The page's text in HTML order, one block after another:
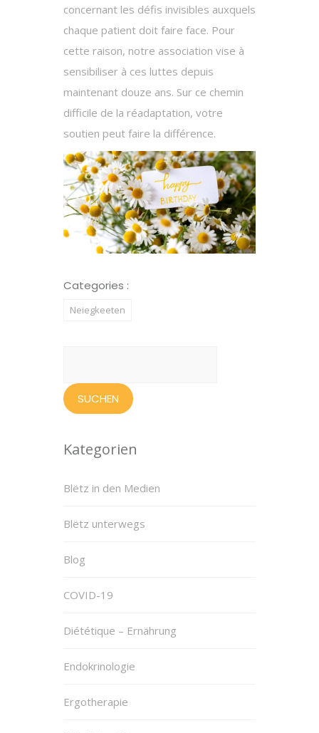
concernant les défis invisibles auxquels
chaque patient doit faire face. Pour
cette raison, notre association vise à
sensibiliser à ces luttes depuis
maintenant douze ans. Sur ce chemin
difficile de la réadaptation, votre
soutien peut faire la différence.
Categories :
Neiegkeeten
Kategorien
Blëtz in den Medien
Blëtz unterwegs
Blog
COVID-19
Diététique – Ernährung
Endokrinologie
Ergotherapie